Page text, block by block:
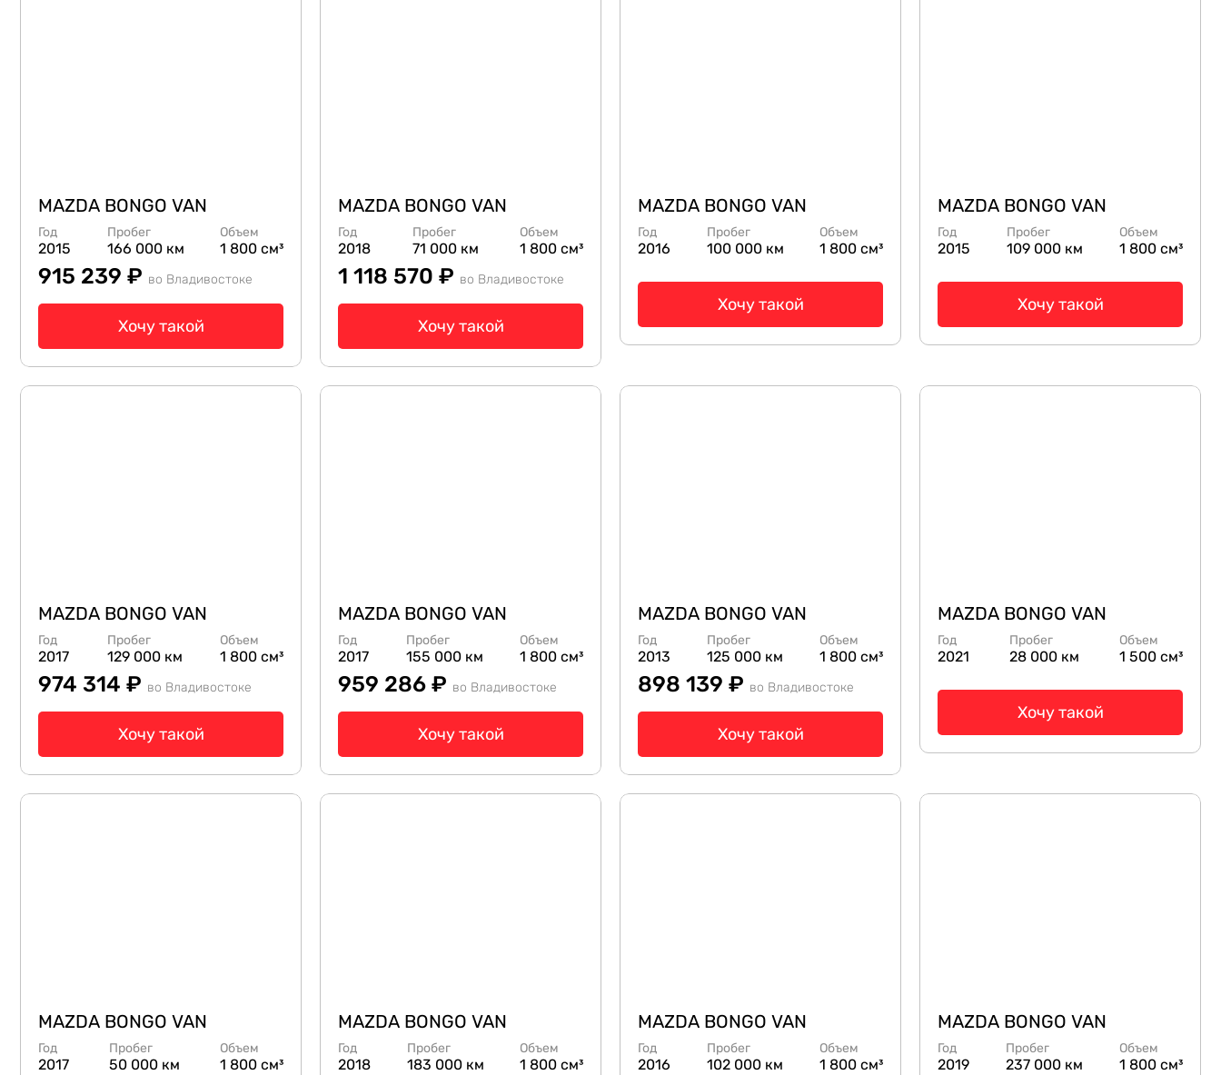
MAZDA BONGO VAN
Год
2015
Пробег
166 000 км
Объем
1 800 см³
915 239 ₽ во Владивостоке
Хочу такой
MAZDA BONGO VAN
Год
2018
Пробег
71 000 км
Объем
1 800 см³
1 118 570 ₽ во Владивостоке
Хочу такой
MAZDA BONGO VAN
Год
2016
Пробег
100 000 км
Объем
1 800 см³
Хочу такой
MAZDA BONGO VAN
Год
2015
Пробег
109 000 км
Объем
1 800 см³
Хочу такой
MAZDA BONGO VAN
Год
2017
Пробег
129 000 км
Объем
1 800 см³
974 314 ₽ во Владивостоке
Хочу такой
MAZDA BONGO VAN
Год
2017
Пробег
155 000 км
Объем
1 800 см³
959 286 ₽ во Владивостоке
Хочу такой
MAZDA BONGO VAN
Год
2013
Пробег
125 000 км
Объем
1 800 см³
898 139 ₽ во Владивостоке
Хочу такой
MAZDA BONGO VAN
Год
2021
Пробег
28 000 км
Объем
1 500 см³
Хочу такой
MAZDA BONGO VAN
Год
2017
Пробег
50 000 км
Объем
1 800 см³
MAZDA BONGO VAN
Год
2018
Пробег
183 000 км
Объем
1 800 см³
MAZDA BONGO VAN
Год
2016
Пробег
102 000 км
Объем
1 800 см³
MAZDA BONGO VAN
Год
2019
Пробег
237 000 км
Объем
1 800 см³